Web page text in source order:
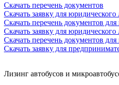
Скачать перечень документов
Скачать заявку для юридического
Скачать перечень документов
Скачать заявку для юридического
Скачать перечень документов
Скачать заявку для
Лизинг автобусов и